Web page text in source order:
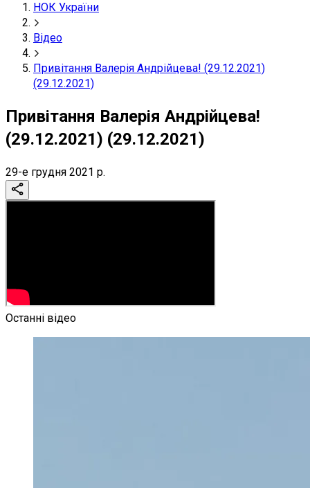
НОК України
Відео
Привітання Валерія Андрійцева! (29.12.2021)
(29.12.2021)
Привітання Валерія Андрійцева!
(29.12.2021) (29.12.2021)
29-е грудня 2021 р.
Останні відео